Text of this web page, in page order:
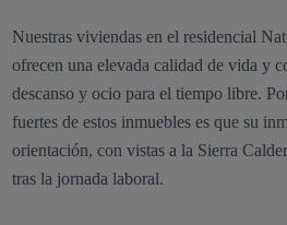
Nuestras viviendas en el residencial
ofrecen una elevada calidad de vida y
descanso y ocio para el tiempo libre.
fuertes de estos inmuebles es que su
orientación, con vistas a la Sierra
tras la jornada laboral.